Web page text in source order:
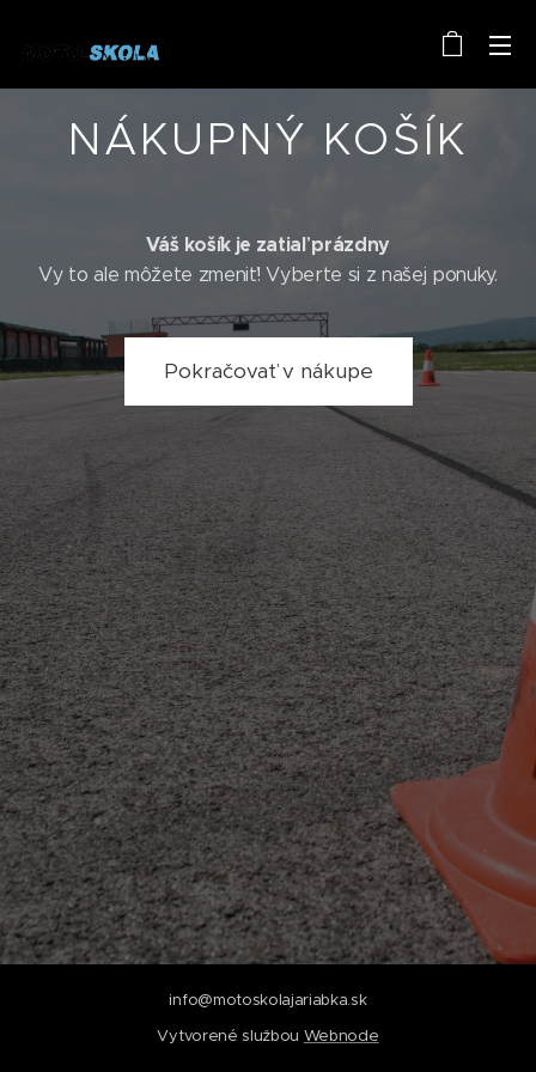
NÁKUPNÝ KOŠÍK
Váš košík je zatiaľ prázdny
Vy to ale môžete zmeniť! Vyberte si z našej ponuky.
Pokračovať v nákupe
info@motoskolajariabka.sk
Vytvorené službou Webnode